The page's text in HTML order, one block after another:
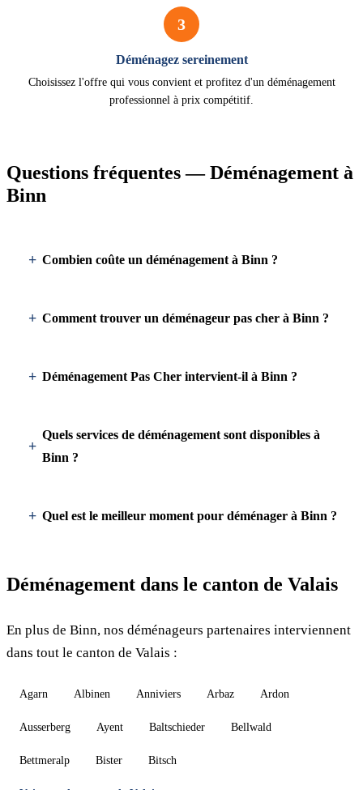
3
Déménagez sereinement
Choisissez l'offre qui vous convient et profitez d'un déménagement
professionnel à prix compétitif.
Questions fréquentes — Déménagement à
Binn
Combien coûte un déménagement à Binn ?
Comment trouver un déménageur pas cher à Binn ?
Déménagement Pas Cher intervient-il à Binn ?
Quels services de déménagement sont disponibles à
Binn ?
Quel est le meilleur moment pour déménager à Binn ?
Déménagement dans le canton de Valais
En plus de Binn, nos déménageurs partenaires interviennent
dans tout le canton de Valais :
Agarn Albinen Anniviers Arbaz Ardon
Ausserberg Ayent Baltschieder Bellwald
Bettmeralp Bister Bitsch